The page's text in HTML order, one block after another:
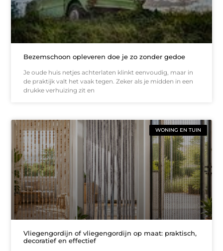
Bezemschoon opleveren doe je zo zonder gedoe
Je oude huis netjes achterlaten klinkt eenvoudig, maar in
de praktijk valt het vaak tegen. Zeker als je midden in een
drukke verhuizing zit en
WONING EN TUIN
Vliegengordijn of vliegengordijn op maat: praktisch,
decoratief en effectief